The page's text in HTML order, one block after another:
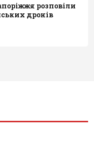
розповіли
дронів